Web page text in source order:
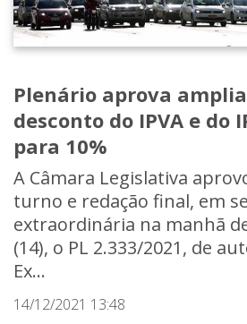
Plenário aprova
desconto do IPVA e do
para 10%
A Câmara Legislativa
turno e redação final, em
extraordinária na manhã
(14), o PL 2.333/2021, de
Ex...
14/12/2021 13:48